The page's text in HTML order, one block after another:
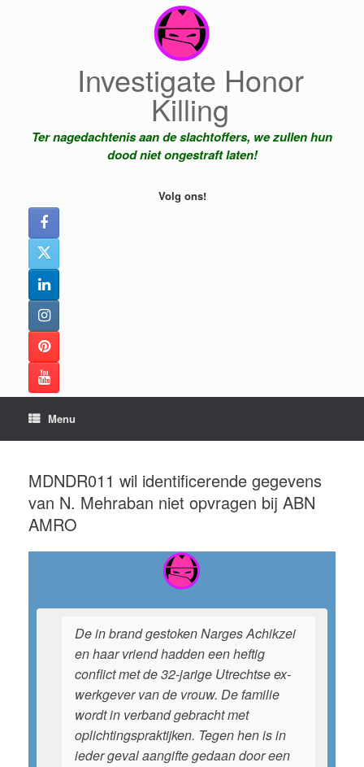
Investigate Honor
Killing
Ter nagedachtenis aan de slachtoffers, we zullen hun
dood niet ongestraft laten!
Volg ons!
Menu
MDNDR011 wil identificerende gegevens
van N. Mehraban niet opvragen bij ABN
AMRO
De in brand gestoken Narges Achikzei
en haar vriend hadden een heftig
conflict met de 32-jarige Utrechtse ex-
werkgever van de vrouw. De familie
wordt in verband gebracht met
oplichtingspraktijken. Tegen hen is in
ieder geval aangifte gedaan door een